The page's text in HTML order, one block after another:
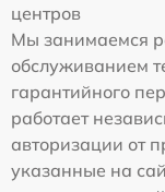
центров
Мы занимаемся
обслуживанием
гарантийного
работает
авторизации от
указанные на